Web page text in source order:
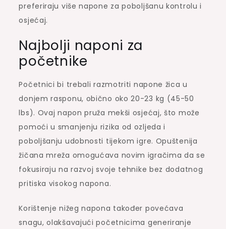
preferiraju više napone za poboljšanu kontrolu i
osjećaj.
Najbolji naponi za
početnike
Početnici bi trebali razmotriti napone žica u
donjem rasponu, obično oko 20-23 kg (45-50
lbs). Ovaj napon pruža mekši osjećaj, što može
pomoći u smanjenju rizika od ozljeda i
poboljšanju udobnosti tijekom igre. Opuštenija
žičana mreža omogućava novim igračima da se
fokusiraju na razvoj svoje tehnike bez dodatnog
pritiska visokog napona.
Korištenje nižeg napona također povećava
snagu, olakšavajući početnicima generiranje